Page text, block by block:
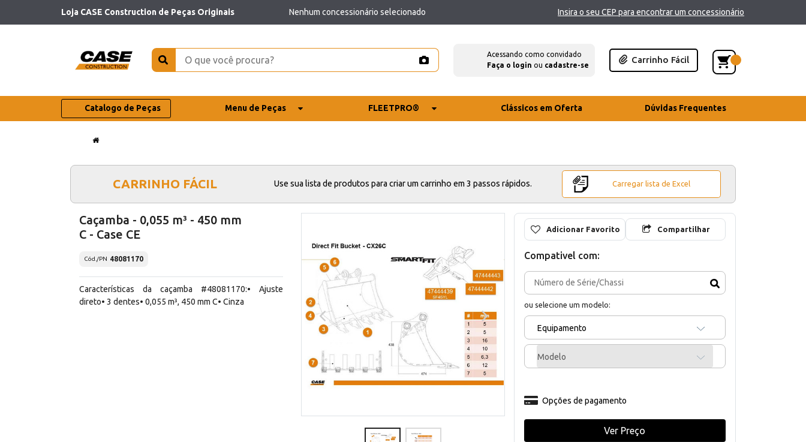
Loja CASE Construction de Peças Originais Nenhum concessionário selecionado Insira o seu CEP para encontrar um concessionário
Acessando como convidado
Faça o login ou cadastre-se
Carrinho Fácil
Catalogo de Peças Menu de Peças FLEETPRO® Clássicos em Oferta Dúvidas Frequentes
CARRINHO FÁCIL Use sua lista de produtos para criar um carrinho em 3 passos rápidos. Carregar lista de Excel
Caçamba - 0,055 m³ - 450 mm
C - Case CE
Cód./PN 48081170
Características da caçamba #48081170:• Ajuste
direto• 3 dentes• 0,055 m³, 450 mm C• Cinza
Adicionar Favorito Compartilhar
Compativel com:
ou selecione um modelo:
Equipamento
Modelo
Opções de pagamento
Ver Preço